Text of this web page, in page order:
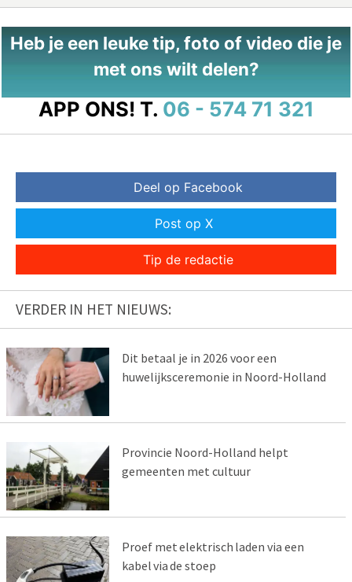
Heb je een leuke tip, foto of video die je
met ons wilt delen?
APP ONS! T. 06 - 574 71 321
Deel op Facebook
Post op X
Tip de redactie
VERDER IN HET NIEUWS:
Dit betaal je in 2026 voor een
huwelijksceremonie in Noord-Holland
Provincie Noord-Holland helpt
gemeenten met cultuur
Proef met elektrisch laden via een
kabel via de stoep